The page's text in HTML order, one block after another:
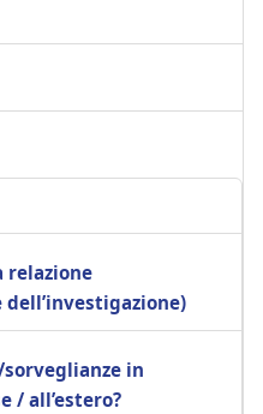
relazione
dell’investigazione)
in
/ all’estero?